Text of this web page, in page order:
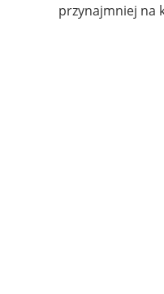
przynajmniej na